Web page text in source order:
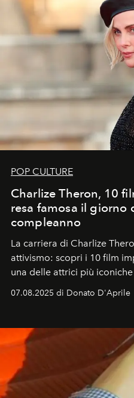
POP CULTURE
Charlize Theron, 10
resa famosa il giorno
compleanno
La carriera di Charlize
attivismo: scopri i 10 film
una delle attrici più
07.08.2025 di Donato D'Aprile